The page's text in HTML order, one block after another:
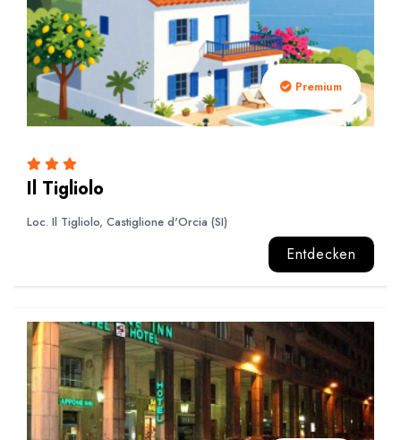
Premium
Il Tigliolo
Loc. Il Tigliolo, Castiglione d'Orcia (SI)
Entdecken